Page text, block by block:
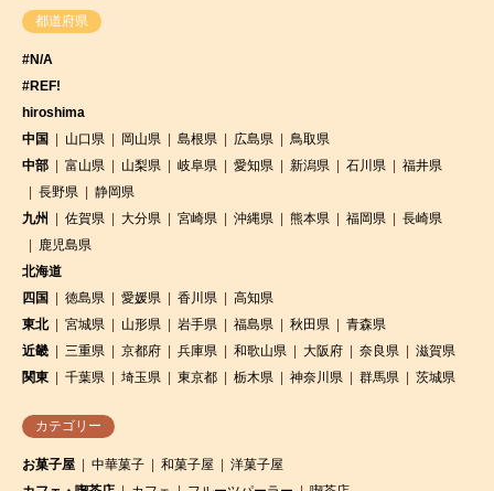
都道府県
#N/A
#REF!
hiroshima
中国
山口県 岡山県 島根県 広島県
鳥取県
中部
富山県 山梨県 岐阜県 愛知県 新潟県 石川県
福井県
長野県
静岡県
九州
佐賀県 大分県 宮崎県 沖縄県 熊本県 福岡県
長崎県
鹿児島県
北海道
四国
徳島県 愛媛県 香川県
高知県
東北
宮城県 山形県 岩手県 福島県 秋田県
青森県
近畿
三重県 京都府 兵庫県 和歌山県 大阪府 奈良県
滋賀県
関東
千葉県 埼玉県 東京都 栃木県 神奈川県 群馬県 茨城県
カテゴリー
お菓子屋 中華菓子 和菓子屋
洋菓子屋